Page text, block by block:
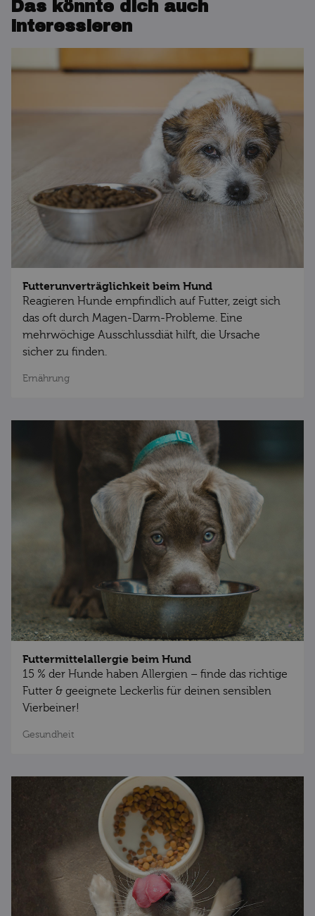
Das könnte dich auch
interessieren
Futterunverträglichkeit beim Hund
Reagieren Hunde empfindlich auf Futter, zeigt sich
das oft durch Magen-Darm-Probleme. Eine
mehrwöchige Ausschlussdiät hilft, die Ursache
sicher zu finden.
Ernährung
Futtermittelallergie beim Hund
15 % der Hunde haben Allergien – finde das richtige
Futter & geeignete Leckerlis für deinen sensiblen
Vierbeiner!
Gesundheit